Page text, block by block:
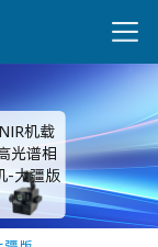
NIR机载
光谱相
-大疆版